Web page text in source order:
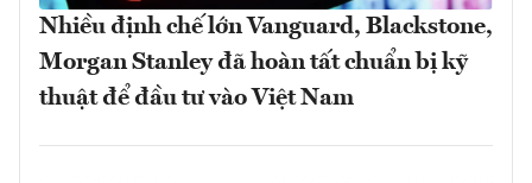
Nhiều định chế lớn Vanguard, Blackstone,
Morgan Stanley đã hoàn tất chuẩn bị kỹ
thuật để đầu tư vào Việt Nam